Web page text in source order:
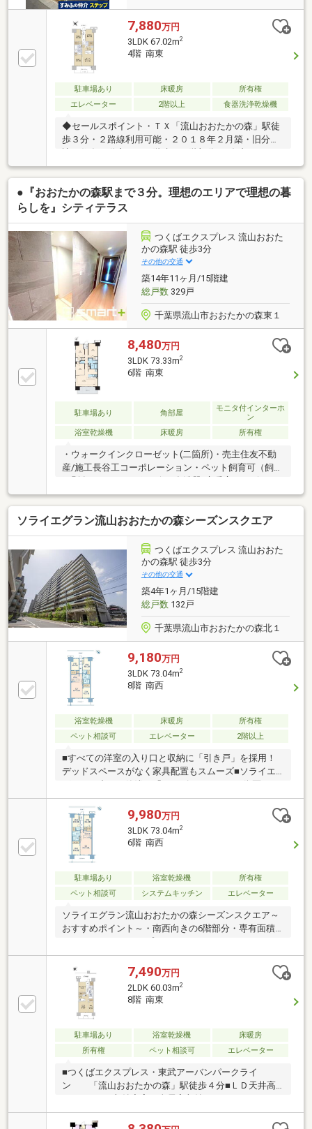
7,880万円
3LDK 67.02m2
4階 南東
駐車場あり 床暖房
所有権
エレベーター
2階以上 食器洗浄乾燥機
◆セールスポイント・ＴＸ「流山おおたかの森」駅徒
歩３分・２路線利用可能・２０１８年２月築・旧分
ロック・宅配ボックス・２４時間ゴミ出し可能・ペッ
ト飼育可能（細則有り）
●『おおたかの森駅まで３分。理想のエリアで理想の暮
らしを』シティテラス
つくばエクスプレス 流山おおた
かの森駅 徒歩3分
その他の交通
築14年11ヶ月/15階建
総戸数329戸
千葉県流山市おおたかの森東１
8,480万円
3LDK 73.33m2
6階 南東
駐車場あり 角部屋
モニタ付インターホ
ン
浴室乾燥機
床暖房 所有権
・ウォークインクローゼット(二箇所)・売主住友不動
産/施工長谷工コーポレーション・ペット飼育可（飼育
グ）あり・自走式駐車場100％完備 ◆リフォーム履
歴＜2025年9月＞・全室クロス交換・ハウスクリーニ
ング・玄関部分 エコカラットと姿見施工・トイレの
ウォシュレット、便座交換、・トイレと洗面脱衣所の
クッションフロア交換＜2025年10月＞・給湯器交換＼
茨城・千葉エリアを中心に３万軒を超える取扱い物件
／◆スマートプラスでは幅広いエリアで豊富な物件を
ご紹介可能♪◆お客様のご希望に沿うお住まいも弊社
ならきっと見つかります！
ソライエグラン流山おおたかの森シーズンスクエア
つくばエクスプレス 流山おおた
かの森駅 徒歩3分
その他の交通
築4年1ヶ月/15階建
総戸数132戸
千葉県流山市おおたかの森北１
9,180万円
3LDK 73.04m2
8階 南西
浴室乾燥機 床暖房
所有権
ペット相談可
エレベーター 2階以上
■すべての洋室の入り口と収納に「引き戸」を採用！
デッドスペースがなく家具配置もスムーズ■ソライエ
裏口に近く、敷地内施設（小児科・保育園等）や
「COTOE」へ軽快にアクセスできる好立地■モニター
付オートロックシステム■対面式カウンターキッチ
ン：清潔に保てるディスポーザー、食器洗い洗浄機有
■ＬＤ部分にガス温水式床暖房有■浴室暖房乾燥機有■
ラクセスキー採用。手がふさがっていても通れるハン
ズフリー機能付■ペット飼育可能(但し飼養細則有)■暖
房効果を高める複層ガラス採用■24時間いつでも荷物
9,980万円
3LDK 73.04m2
6階 南西
駐車場あり 浴室乾燥機
所有権
ペット相談可
システムキッチン エレベーター
ソライエグラン流山おおたかの森シーズンスクエア～
おすすめポイント～・南西向きの6階部分・専有面積
つ有・モニター付オートロック・対面式カウンターキ
ッチン、清潔に保てるディスポーザー有・リビングダ
イニング部分にガス温水式床暖房有・浴室暖房乾燥機
有・ラクセスキー採用。・いつでも荷物が受け取れる
「フルタイムロッカー」有～アクセス～～2路線利用
可能！通勤通学に便利な立地です。～つくばエクスプ
レス線「流山おおたかの森」駅より徒歩3分東武アー
バンパークライン「流山おおたかの森」駅より徒歩3
7,490万円
2LDK 60.03m2
8階 南東
駐車場あり 浴室乾燥機
床暖房
所有権
ペット相談可 エレベーター
■つくばエクスプレス・東武アーバンパークライ
ン 「流山おおたかの森」駅徒歩４分■ＬＤ天井高
ローゼット）■ バルコニー奥行２ｍ■ 共用施設充
実 ※一部有料（スタディラウンジ・キッズルーム・